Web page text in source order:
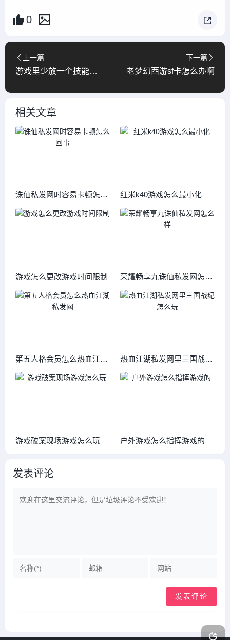
0
上一篇
游戏里少放一个技能怎么弄
下一篇
老梦幻西游sf卡怎么办啊
相关文章
诛仙私发网时容易卡顿怎么
回事
红米k40游戏怎么最小化
游戏怎么更改游戏时间限制
荣耀畅享九诛仙私发网怎么
样
第五人格会员怎么热血江湖
私发网
热血江湖私发网里三国战纪
怎么玩
游戏破案现场游戏怎么玩 户外游戏怎么指挥游戏的
发表评论